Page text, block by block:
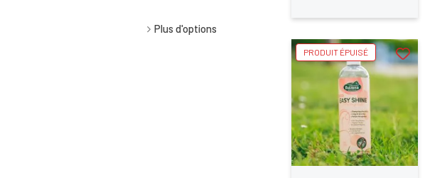
Plus d'options
PRODUIT ÉPUISÉ